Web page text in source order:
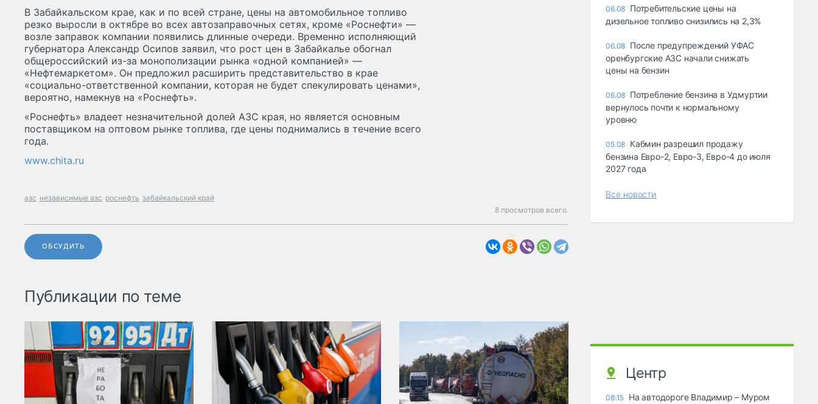
В Забайкальском крае, как и по всей стране, цены на автомобильное топливо
резко выросли в октябре во всех автозаправочных сетях, кроме «Роснефти» —
возле заправок компании появились длинные очереди. Временно исполняющий
губернатора Александр Осипов заявил, что рост цен в Забайкалье обогнал
общероссийский из-за монополизации рынка «одной компанией» —
«Нефтемаркетом». Он предложил расширить представительство в крае
«социально-ответственной компании, которая не будет спекулировать ценами»,
вероятно, намекнув на «Роснефть».
«Роснефть» владеет незначительной долей АЗС края, но является основным
поставщиком на оптовом рынке топлива, где цены поднимались в течение всего
года.
www.chita.ru
азс независимые азс роснефть забайкальский край
8 просмотров всего.
ОБСУДИТЬ
Публикации по теме
06.08 Потребительские цены на
дизельное топливо снизились на 2,3%
06.08 После предупреждений УФАС
оренбургские АЗС начали снижать
цены на бензин
06.08 Потребление бензина в Удмуртии
вернулось почти к нормальному
уровню
05.08 Кабмин разрешил продажу
бензина Евро-2, Евро-3, Евро-4 до июля
2027 года
Все новости
Центр
08:15 На автодороге Владимир – Муром